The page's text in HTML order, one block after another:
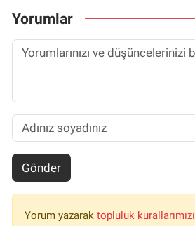
Yorumlar
Gönder
Yorum yazarak topluluk kurallarımızı